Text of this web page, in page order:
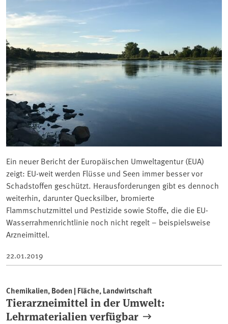
Ein neuer Bericht der Europäischen Umweltagentur (EUA)
zeigt: EU-weit werden Flüsse und Seen immer besser vor
Schadstoffen geschützt. Herausforderungen gibt es dennoch
weiterhin, darunter Quecksilber, bromierte
Flammschutzmittel und Pestizide sowie Stoffe, die die EU-
Wasserrahmenrichtlinie noch nicht regelt – beispielsweise
Arzneimittel.
22.01.2019
Chemikalien, Boden | Fläche, Landwirtschaft
Tierarzneimittel in der Umwelt:
Lehrmaterialien verfügbar